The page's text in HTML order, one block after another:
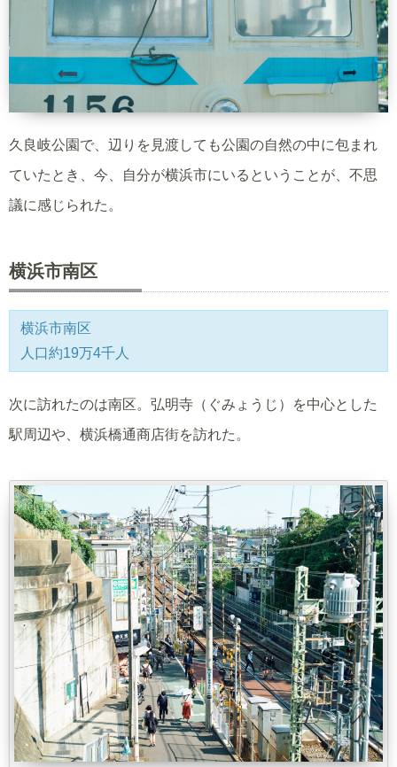
久良岐公園で、辺りを見渡しても公園の自然の中に包まれ
ていたとき、今、自分が横浜市にいるということが、不思
議に感じられた。
横浜市南区
横浜市南区
人口約19万4千人
次に訪れたのは南区。弘明寺（ぐみょうじ）を中心とした
駅周辺や、横浜橋通商店街を訪れた。